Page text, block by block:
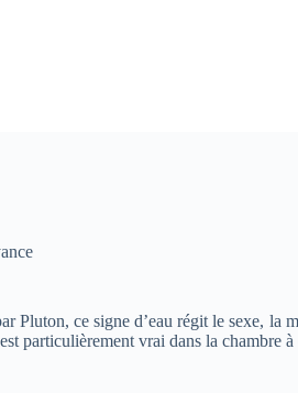
Pluton, ce signe d’eau régit le sexe,
particulièrement vrai dans la chambre à